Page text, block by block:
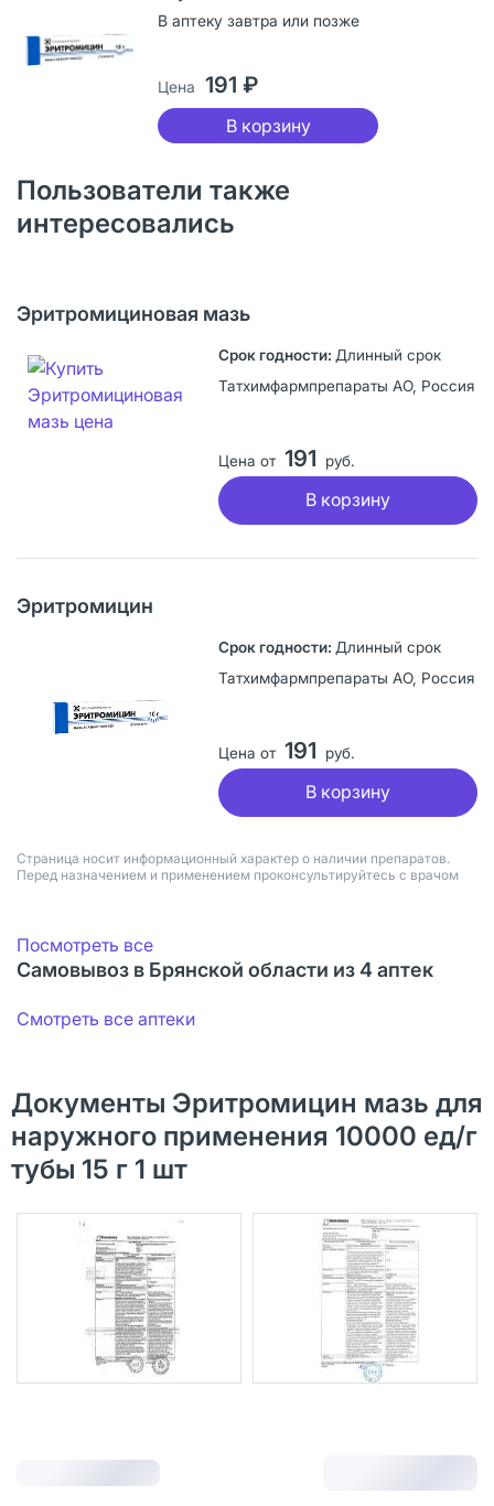
В аптеку завтра или позже
Цена 191 ₽
В корзину
Пользователи также
интересовались
Эритромициновая мазь
Длинный срок
Татхимфармпрепараты АО, Россия
Цена от 191 руб.
В корзину
Эритромицин
Длинный срок
Татхимфармпрепараты АО, Россия
Цена от 191 руб.
В корзину
Страница носит информационный характер о наличии препаратов.
Перед назначением и применением проконсультируйтесь с врачом
Посмотреть все
Самовывоз в Брянской области из 4 аптек
Смотреть все аптеки
Документы Эритромицин мазь для
наружного применения 10000 ед/г
тубы 15 г 1 шт